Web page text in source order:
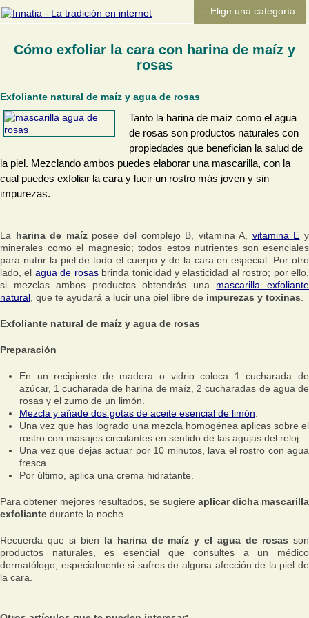
Cómo exfoliar la cara con harina de maíz y
rosas
Exfoliante natural de maíz y agua de rosas
Tanto la harina de maíz como el agua
de rosas son productos naturales con
propiedades que benefician la salud de
la piel. Mezclando ambos puedes elaborar una mascarilla, con la
cual puedes exfoliar la cara y lucir un rostro más joven y sin
impurezas.
La harina de maízposee del complejo B, vitamina A, vitamina E y
minerales como el magnesio; todos estos nutrientes son esenciales
para nutrir la piel de todo el cuerpo y de la cara en especial. Por otro
lado, el agua de rosasbrinda tonicidad y elasticidad al rostro; por ello,
si mezclas ambos productos obtendrás una mascarilla exfoliante
natural , que te ayudará a lucir una piel libre de impurezas y toxinas
Exfoliante natural de maíz y agua de rosas
Preparación
En un recipiente de madera o vidrio coloca 1 cucharada de
azúcar, 1 cucharada de harina de maíz, 2 cucharadas de agua de
rosas y el zumo de un limón.
Mezcla y añade dos gotas de aceite esencial de limón
Una vez que has logrado una mezcla homogénea aplicas sobre el
rostro con masajes circulantes en sentido de las agujas del reloj.
Una vez que dejas actuar por 10 minutos, lava el rostro con agua
fresca.
Por último, aplica una crema hidratante.
Para obtener mejores resultados, se sugiere aplicar dicha mascarilla
exfoliante durante la noche.
Recuerda que si bien la harina de maíz y el agua de rosas son
productos naturales, es esencial que consultes a un médico
dermatólogo, especialmente si sufres de alguna afección de la piel de
la cara.